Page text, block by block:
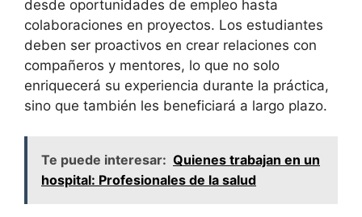
desde oportunidades de​ empleo hasta
colaboraciones‍ en⁢ proyectos.‍ Los ‍estudiantes
deben ‍ser proactivos ​en crear⁤ relaciones ‍con
compañeros⁢ y mentores,⁤ lo que no ‌solo
enriquecerá su experiencia durante ​la ⁢práctica,
sino que‍ también les ⁣beneficiará a ⁣largo ⁣plazo.
Te puede interesar: Quienes trabajan en un
hospital: Profesionales de la salud